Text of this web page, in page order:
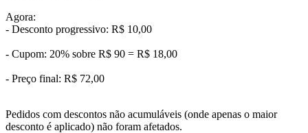
Agora:
- Desconto progressivo: R$ 10,00
- Cupom: 20% sobre R$ 90 = R$ 18,00
- Preço final: R$ 72,00
Pedidos com descontos não acumuláveis (onde apenas o maior
desconto é aplicado) não foram afetados.